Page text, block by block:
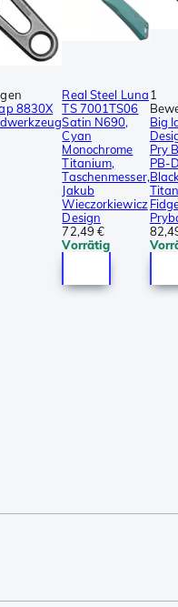
8830X
Real Steel Luna
TS 7001TS06
Satin N690,
Cyan
Monochrome
Titanium,
Taschenmesser,
Jakub
Wieczorkiewicz
Design
72,49 €
Vorrätig
1
Big
Pry
PB-